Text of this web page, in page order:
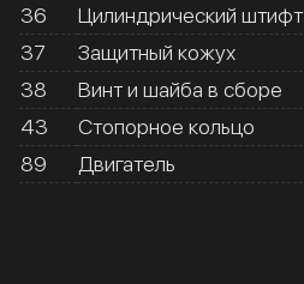
36
Цилиндрический штифт
37
Защитный кожух
38
Винт и шайба в сборе
43
Стопорное кольцо
89
Двигатель